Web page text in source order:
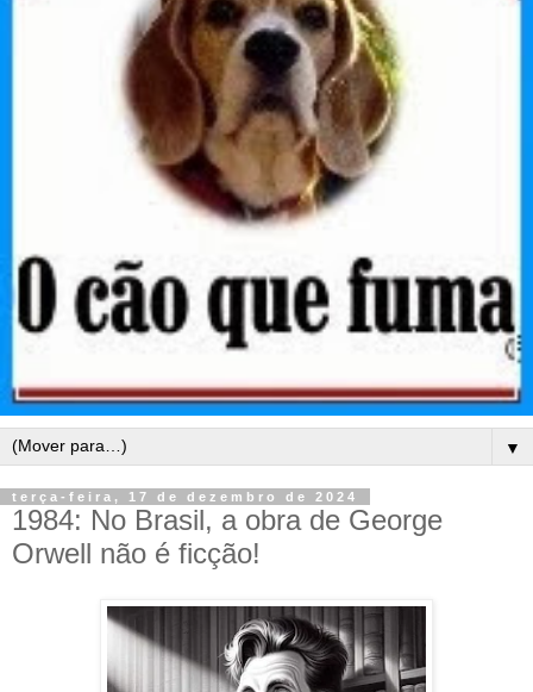
▼
terça-feira, 17 de dezembro de 2024
1984: No Brasil, a obra de George
Orwell não é ficção!